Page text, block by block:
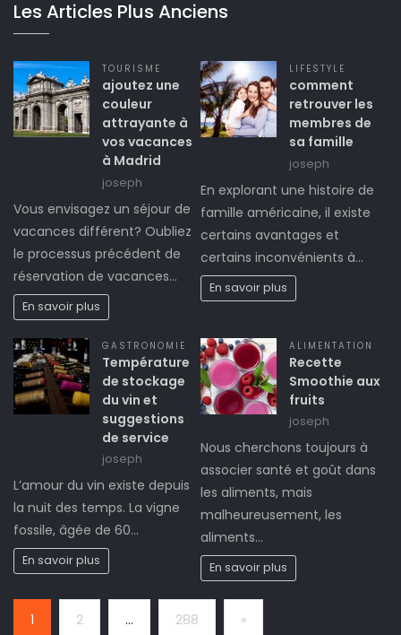
Les Articles Plus Anciens
TOURISME
ajoutez une
couleur
attrayante à
vos vacances
à Madrid
joseph
Vous envisagez un séjour de
vacances différent? Oubliez
le processus précédent de
réservation de vacances…
En savoir plus
LIFESTYLE
comment
retrouver les
membres de
sa famille
joseph
En explorant une histoire de
famille américaine, il existe
certains avantages et
certains inconvénients à…
En savoir plus
GASTRONOMIE
Température
de stockage
du vin et
suggestions
de service
joseph
L’amour du vin existe depuis
la nuit des temps. La vigne
fossile, âgée de 60…
En savoir plus
ALIMENTATION
Recette
Smoothie aux
fruits
joseph
Nous cherchons toujours à
associer santé et goût dans
les aliments, mais
malheureusement, les
aliments…
En savoir plus
1 2 … 288 Next
»